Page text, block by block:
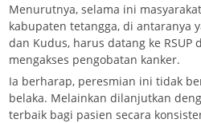
Menurutnya, selama ini
kabupaten tetangga, di antaranya
dan Kudus, harus datang ke
mengakses pengobatan kanker.
Ia berharap, peresmian ini tidak
belaka. Melainkan dilanjutkan
terbaik bagi pasien secara